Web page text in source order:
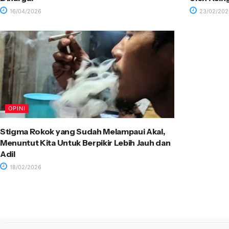
16/04/2026 23/02/
OPINI
Stigma Rokok yang Sudah Melampaui Akal,
Menuntut Kita Untuk Berpikir Lebih Jauh dan
Adil
18/02/2026